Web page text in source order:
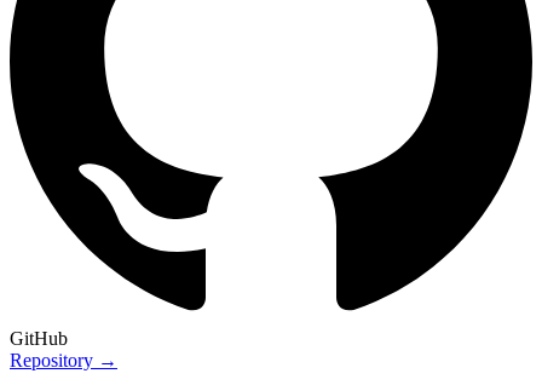
GitHub
Repository →